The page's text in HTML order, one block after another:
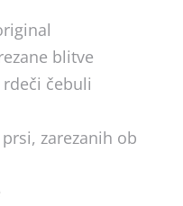
blitve
čebuli
zarezanih ob